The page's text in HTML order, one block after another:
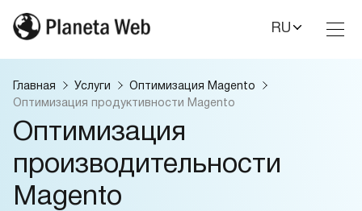
RU
Главная Услуги
Оптимизация Magento
Оптимизация продуктивности Magento
Оптимизация
производительности
Magento